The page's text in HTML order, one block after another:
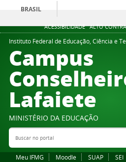
ACESSIBILIDADE ALTO
BRASIL
Instituto Federal de Educação, Ciência e
Campus
Lafaiete
MINISTÉRIO DA EDUCAÇÃO
Buscar no portal
Meu IFMG Moodle SUAP SEI